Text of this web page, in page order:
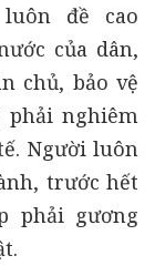
đề cao
của dân,
chủ, bảo vệ
phải nghiêm
Người luôn
trước hết
phải gương